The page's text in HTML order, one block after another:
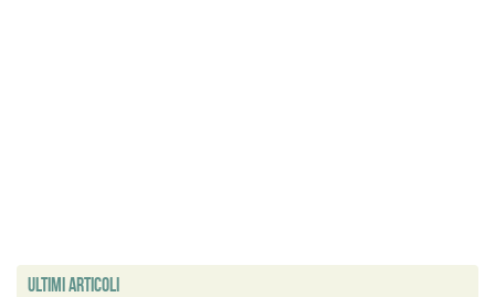
Ultimi articoli